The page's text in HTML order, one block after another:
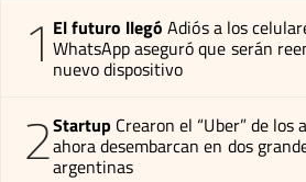
1 El futuro llegó Adiós a los
WhatsApp aseguró que serán
nuevo dispositivo
2Startup Crearon el “Uber” de los
ahora desembarcan en dos
argentinas